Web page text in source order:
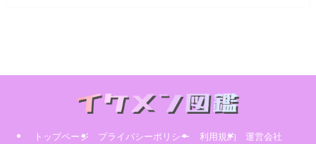
トップページ プライバシーポリシー 利用規約 運営会社